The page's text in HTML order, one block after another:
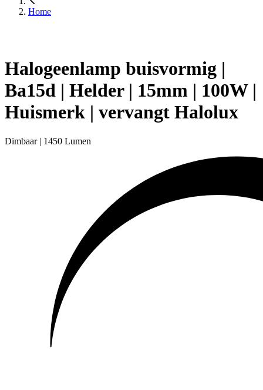
Home
Halogeenlamp buisvormig |
Ba15d | Helder | 15mm | 100W |
Huismerk | vervangt Halolux
Dimbaar | 1450 Lumen